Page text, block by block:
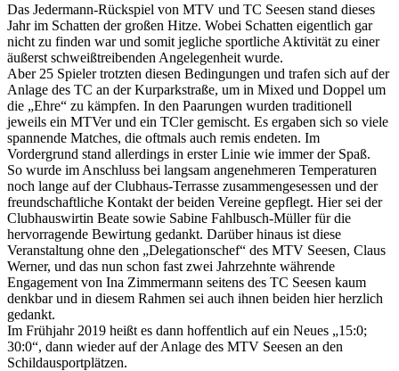
Das Jedermann-Rückspiel von MTV und TC Seesen stand dieses
Jahr im Schatten der großen Hitze. Wobei Schatten eigentlich gar
nicht zu finden war und somit jegliche sportliche Aktivität zu einer
äußerst schweißtreibenden Angelegenheit wurde.
Aber 25 Spieler trotzten diesen Bedingungen und trafen sich auf der
Anlage des TC an der Kurparkstraße, um in Mixed und Doppel um
die „Ehre“ zu kämpfen. In den Paarungen wurden traditionell
jeweils ein MTVer und ein TCler gemischt. Es ergaben sich so viele
spannende Matches, die oftmals auch remis endeten. Im
Vordergrund stand allerdings in erster Linie wie immer der Spaß.
So wurde im Anschluss bei langsam angenehmeren Temperaturen
noch lange auf der Clubhaus-Terrasse zusammengesessen und der
freundschaftliche Kontakt der beiden Vereine gepflegt. Hier sei der
Clubhauswirtin Beate sowie Sabine Fahlbusch-Müller für die
hervorragende Bewirtung gedankt. Darüber hinaus ist diese
Veranstaltung ohne den „Delegationschef“ des MTV Seesen, Claus
Werner, und das nun schon fast zwei Jahrzehnte währende
Engagement von Ina Zimmermann seitens des TC Seesen kaum
denkbar und in diesem Rahmen sei auch ihnen beiden hier herzlich
gedankt.
Im Frühjahr 2019 heißt es dann hoffentlich auf ein Neues „15:0;
30:0“, dann wieder auf der Anlage des MTV Seesen an den
Schildausportplätzen.